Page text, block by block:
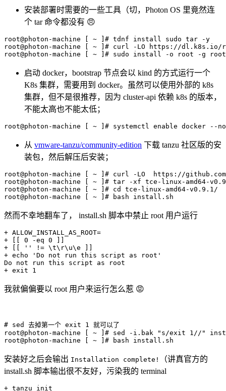
安装部署时需要的一些工具（切，Photon OS 里竟然连
个 tar 命令都没有 😠
root@photon-machine [ ~ ] # tdnf install sudo tar -y
root@photon-machine
[ ~ ] # curl -LO https://dl.k8s.io/
root@photon-machine
[ ~ ] # sudo install -o root -g
启动 docker，bootstrap 节点会以 kind 的方式运行一个
K8s 集群，需要用到 docker。虽然可以使用外部的 k8s
集群，但不是很推荐，因为 cluster-api 依赖 k8s 的版本，
不能太高也不能太低；
root@photon-machine [ ~ ] # systemctl enable docker --
从 vmware-tanzu/community-edition 下载 tanzu 社区版的安
装包，然后解压后安装；
root@photon-machine [ ~ ] # curl -LO  https://github.com/
root@photon-machine
[ ~ ] # tar -xf tce-linux-amd64-
root@photon-machine
[ ~ ] # cd tce-linux-amd64-v0.9.1/
root@photon-machine
[ ~ ] # bash install.sh
然而不幸地翻车了， install.sh 脚本中禁止 root 用户运行
+ ALLOW_INSTALL_AS_ROOT=
+
[ [ 0 -eq 0 ] ]
+
[ [ '' != \t\ r\ u\e ] ]
+ echo
'Do not run this script as root'
Do not run this script as root
+ exit 1
我就偏偏要以 root 用户来运行怎么惹 😡
# sed 去掉第一个 exit 1 就可以了
root@photon-machine
[ ~ ] # sed -i.bak "s/exit 1//"
root@photon-machine
[ ~ ] # bash install.sh
安装好之后会输出 Installation complete!
（讲真官方的
install.sh 脚本输出很不友好，污染我的 terminal